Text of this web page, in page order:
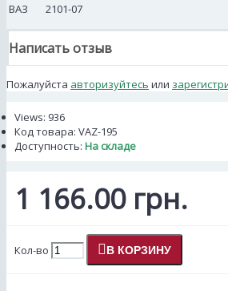
ВАЗ
2101-07
Написать отзыв
Пожалуйста авторизуйтесь или
Views: 936
Код товара: VAZ-195
Доступность: На складе
1 166.00 грн.
Кол-во В КОРЗИНУ